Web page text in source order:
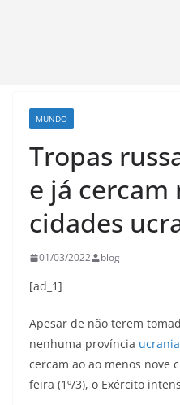
MUNDO
Tropas
e já cercam
cidades
01/03/2022 blog
[ad_1]
Apesar de não terem
nenhuma província
cercam ao ao menos nove
feira (1º/3), o Exército